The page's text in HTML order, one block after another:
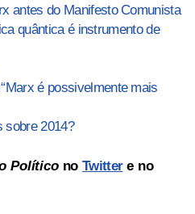
antes do Manifesto Comunista
quântica é instrumento de
é possivelmente mais
sobre 2014?
PolíticonoTwittere no